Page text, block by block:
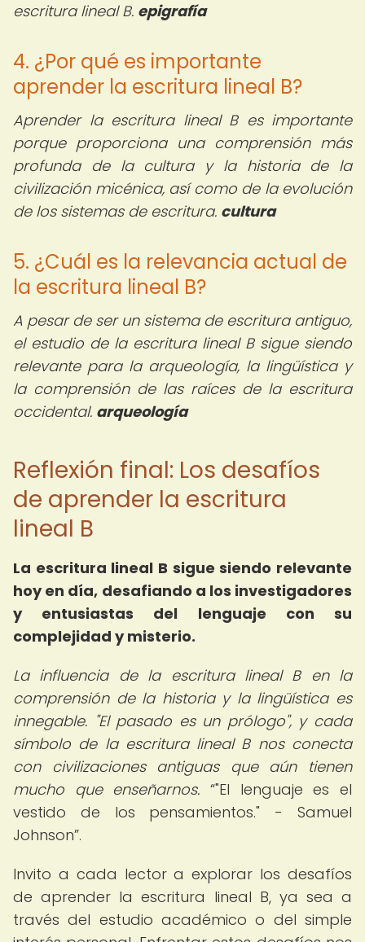
escritura lineal B. epigrafía
4. ¿Por qué es importante
aprender la escritura lineal B?
Aprender la escritura lineal B es importante
porque proporciona una comprensión más
profunda de la cultura y la historia de la
civilización micénica, así como de la evolución
de los sistemas de escritura. cultura
5. ¿Cuál es la relevancia actual de
la escritura lineal B?
A pesar de ser un sistema de escritura antiguo,
el estudio de la escritura lineal B sigue siendo
relevante para la arqueología, la lingüística y
la comprensión de las raíces de la escritura
occidental. arqueología
Reflexión final: Los desafíos
de aprender la escritura
lineal B
La escritura lineal B sigue siendo relevante
hoy en día, desafiando a los investigadores
y entusiastas del lenguaje con su
complejidad y misterio.
La influencia de la escritura lineal B en la
comprensión de la historia y la lingüística es
innegable. "El pasado es un prólogo", y cada
símbolo de la escritura lineal B nos conecta
con civilizaciones antiguas que aún tienen
mucho que enseñarnos.
"El lenguaje es el
vestido de los pensamientos." - Samuel
Johnson .
Invito a cada lector a explorar los desafíos
de aprender la escritura lineal B, ya sea a
través del estudio académico o del simple